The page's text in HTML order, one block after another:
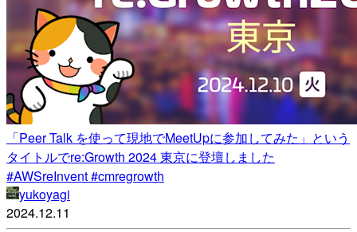
「Peer Talk を使って現地でMeetUpに参加してみた」という
タイトルでre:Growth 2024 東京に登壇しました
#AWSreInvent #cmregrowth
yukoyagi
2024.12.11